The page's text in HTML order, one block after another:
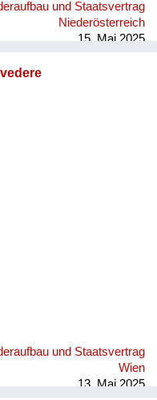
und Staatsvertrag
Niederösterreich
15. Mai 2025
und Staatsvertrag
Wien
13. Mai 2025